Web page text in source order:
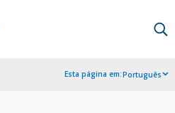
Esta página em:Português